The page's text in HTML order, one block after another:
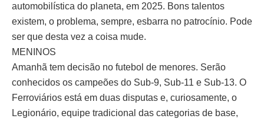
automobilística do planeta, em 2025. Bons talentos
existem, o problema, sempre, esbarra no patrocínio. Pode
ser que desta vez a coisa mude.
MENINOS
Amanhã tem decisão no futebol de menores. Serão
conhecidos os campeões do Sub-9, Sub-11 e Sub-13. O
Ferroviários está em duas disputas e, curiosamente, o
Legionário, equipe tradicional das categorias de base,